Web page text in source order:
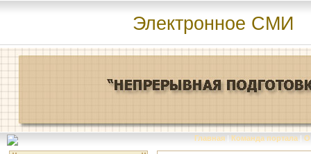
Электронное СМИ
Главная | Команда портала | О